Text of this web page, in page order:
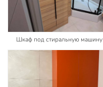
Шкаф под стиральную машину